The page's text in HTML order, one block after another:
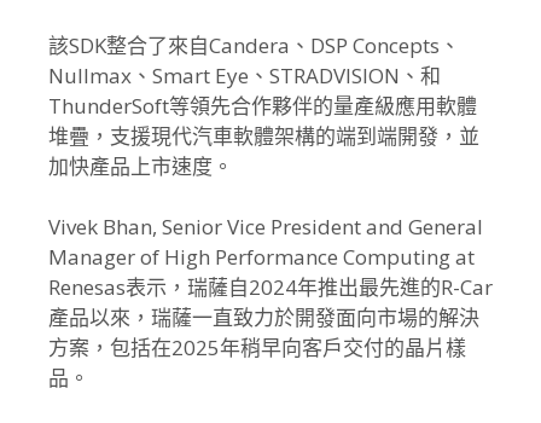
該SDK整合了來自Candera、DSP Concepts、
Nullmax、Smart Eye、STRADVISION、 和
ThunderSoft等領先合作夥伴的量產級應用軟體
堆疊， 支援現代汽車軟體架構的端到端開發，並
加快產品上市速度。
Vivek Bhan, Senior Vice President and General
Manager of High Performance Computing at
Renesas表示，瑞薩自2024年推出最先進的R-Car
產品以來，瑞薩一直致力於開發面向市場的解決
方案， 包括在2025年稍早向客戶交付的晶片樣
品。